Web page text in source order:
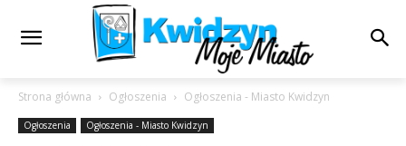
Strona główna Ogłoszenia Ogłoszenia - Miasto Kwidzyn
Ogłoszenia Ogłoszenia - Miasto Kwidzyn